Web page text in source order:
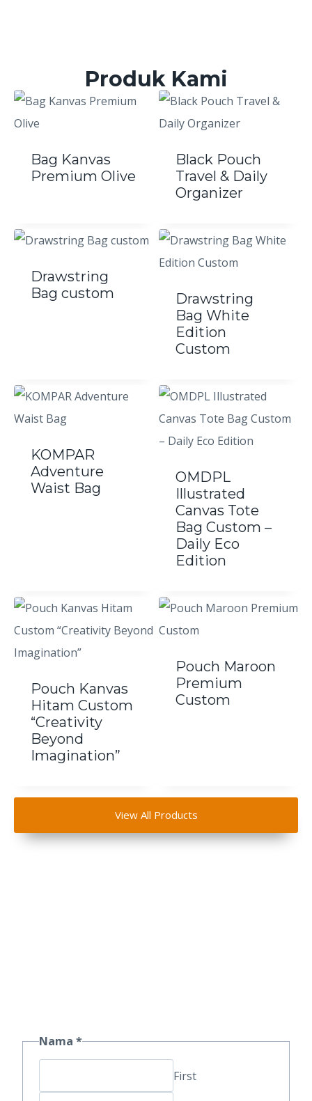
Produk Kami
Bag Kanvas
Premium Olive
Black Pouch
Travel & Daily
Organizer
Drawstring
Bag custom
Drawstring
Bag White
Edition
Custom
KOMPAR
Adventure
Waist Bag
OMDPL
Illustrated
Canvas Tote
Bag Custom –
Daily Eco
Edition
Pouch Kanvas
Hitam Custom
“Creativity
Beyond
Imagination”
Pouch Maroon
Premium
Custom
View All Products
Nama *
First